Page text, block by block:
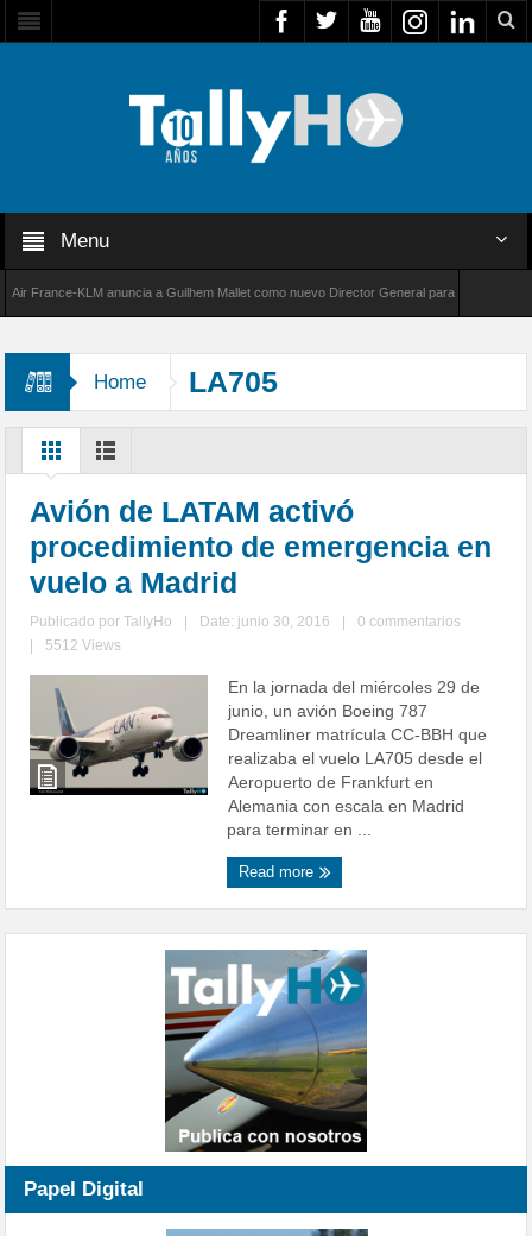
Menu
KLM anuncia a Guilhem Mallet como nuevo Director General para América Latina
Home LA705
Avión de LATAM activó
procedimiento de emergencia en
vuelo a Madrid
Publicado porTallyHo Date: junio 30, 2016
0 commentarios
5512 Views
En la jornada del miércoles 29 de
junio, un avión Boeing 787
Dreamliner matrícula CC-BBH que
realizaba el vuelo LA705 desde el
Aeropuerto de Frankfurt en
Alemania con escala en Madrid
para terminar en ...
Read more
Papel Digital